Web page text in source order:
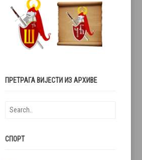
ПРЕТРАГА ВИЈЕСТИ ИЗ АРХИВЕ
СПОРТ